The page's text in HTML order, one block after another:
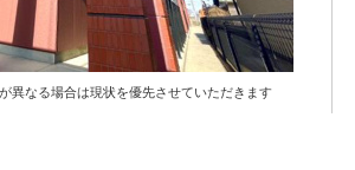
異なる場合は現状を優先させていただきます